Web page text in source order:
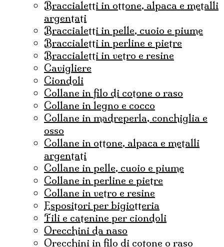
braccialetti in ottone, alpaca e metalli
argentati
braccialetti in pelle, cuoio e piume
braccialetti in perline e pietre
braccialetti in vetro e resine
cavigliere
ciondoli
collane in filo di cotone o raso
collane in legno e cocco
collane in madreperla, conchiglia e
osso
collane in ottone, alpaca e metalli
argentati
collane in pelle, cuoio e piume
collane in perline e pietre
collane in vetro e resine
espositori per bigiotteria
fili e catenine per ciondoli
Orecchini da naso
orecchini in filo di cotone o raso